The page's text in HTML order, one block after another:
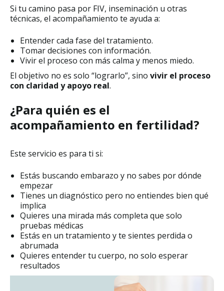
Si tu camino pasa por FIV, inseminación u otras
técnicas, el acompañamiento te ayuda a:
Entender cada fase del tratamiento.
Tomar decisiones con información.
Vivir el proceso con más calma y menos miedo.
El objetivo no es solo “lograrlo”, sino vivir el proceso
con claridad y apoyo real.
¿Para quién es el
acompañamiento en fertilidad?
Este servicio es para ti si:
Estás buscando embarazo y no sabes por dónde
empezar
Tienes un diagnóstico pero no entiendes bien qué
implica
Quieres una mirada más completa que solo
pruebas médicas
Estás en un tratamiento y te sientes perdida o
abrumada
Quieres entender tu cuerpo, no solo esperar
resultados